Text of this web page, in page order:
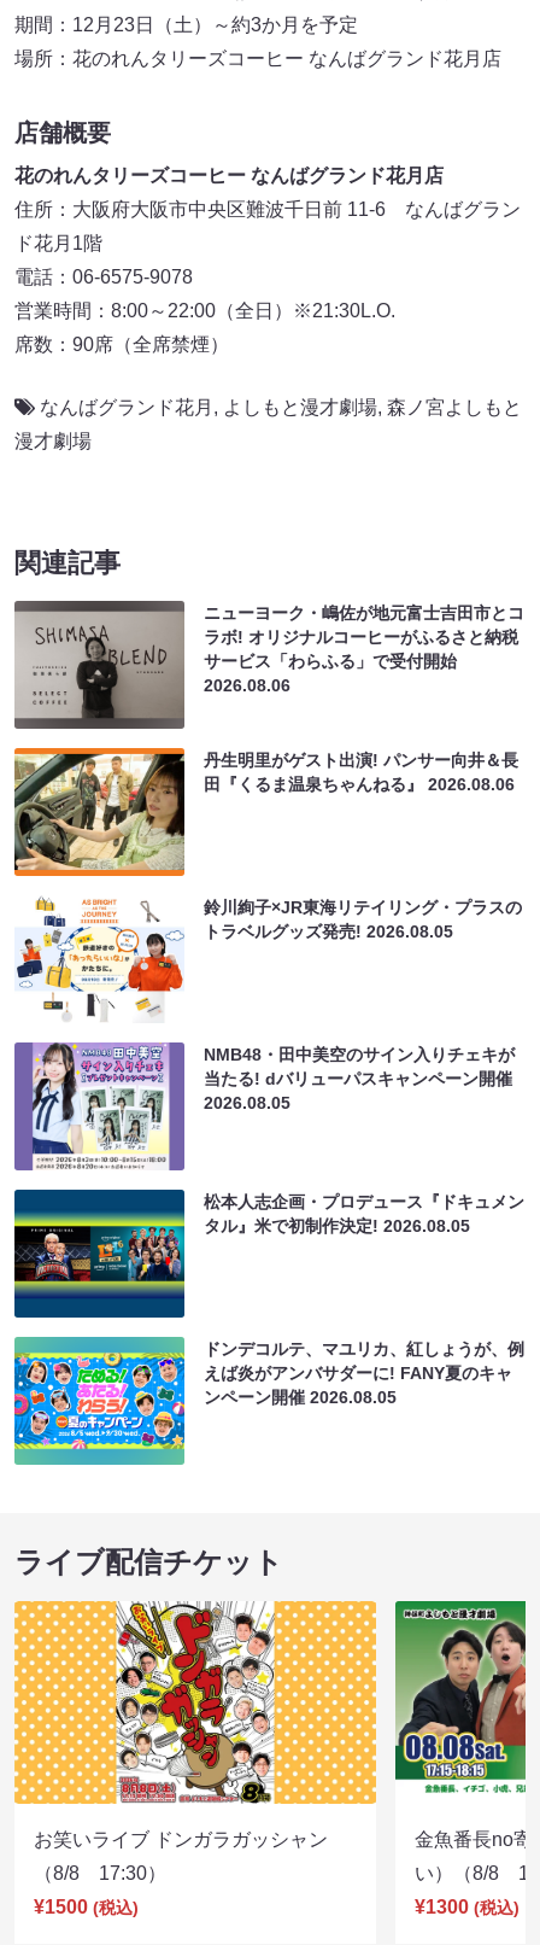
期間：12月23日（土）～約3か月を予定
場所：花のれんタリーズコーヒー なんばグランド花月店
店舗概要
花のれんタリーズコーヒー なんばグランド花月店
住所：大阪府大阪市中央区難波千日前 11-6 なんばグラン
ド花月1階
電話：06-6575-9078
営業時間：8:00～22:00（全日）※21:30L.O.
席数：90席（全席禁煙）
なんばグランド花月 , よしもと漫才劇場, 森ノ宮よしもと
漫才劇場
関連記事
ニューヨーク・嶋佐が地元富士吉田市とコ
ラボ! オリジナルコーヒーがふるさと納税
サービス「わらふる」で受付開始
2026.08.06
丹生明里がゲスト出演! パンサー向井＆長
田『くるま温泉ちゃんねる』2026.08.06
鈴川絢子×JR東海リテイリング・プラスの
トラベルグッズ発売!2026.08.05
NMB48・田中美空のサイン入りチェキが
当たる! dバリューパスキャンペーン開催
2026.08.05
松本人志企画・プロデュース『ドキュメン
タル』米で初制作決定!2026.08.05
ドンデコルテ、マユリカ、紅しょうが、例
えば炎がアンバサダーに! FANY夏のキャ
ンペーン開催2026.08.05
ライブ配信チケット
お笑いライブ ドンガラガッシャン
（8/8 17:30）
¥1500 (税込)
金魚番長no寄
い）（8/8
¥1300 (税込)